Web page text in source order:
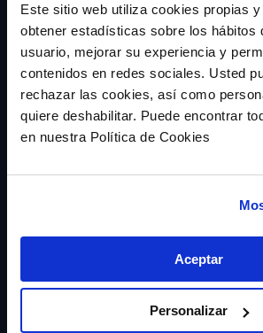
Este sitio web utiliza cookies propias
obtener estadísticas sobre los hábitos
usuario, mejorar su experiencia y
contenidos en redes sociales. Usted
rechazar las cookies, así como
quiere deshabilitar. Puede encontrar
en nuestra Política de Cookies
Aceptar
Personalizar
+34 915 107 050
contacto@aserta.com.es
Calle Velázquez 94, 3ª
28006 Madrid